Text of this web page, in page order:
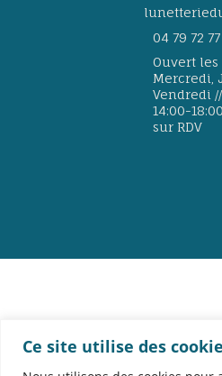
Ce site utilise des
04 79 72
Ouvert les
Mercredi,
Vendredi
14:00-
sur RDV